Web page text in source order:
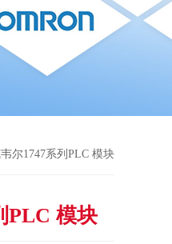
尔1747系列PLC 模块
PLC 模块